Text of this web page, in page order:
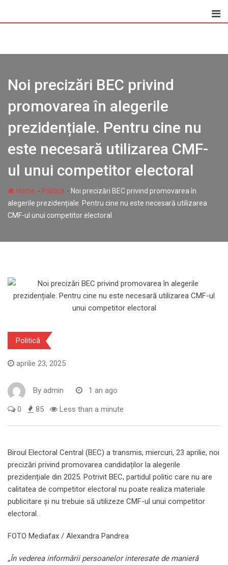
Noi precizări BEC privind
promovarea în alegerile
prezidențiale. Pentru cine nu
este necesară utilizarea CMF-
ul unui competitor electoral
Home - Politică - Noi precizări BEC privind promovarea în
alegerile prezidențiale. Pentru cine nu este necesară utilizarea
CMF-ul unui competitor electoral
Politică
aprilie 23, 2025
By admin 1 an ago
0 85 Less than a minute
Biroul Electoral Central (BEC) a transmis, miercuri, 23 aprilie, noi
precizări privind promovarea candidaților la alegerile
prezidențiale din 2025. Potrivit BEC, partidul politic care nu are
calitatea de competitor electoral nu poate realiza materiale
publicitare și nu trebuie să utilizeze CMF-ul unui competitor
electoral.
FOTO Mediafax / Alexandra Pandrea
„În vederea informării persoanelor interesate de manieră